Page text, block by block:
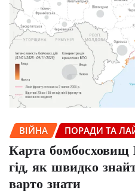
ВІЙНА ПОРАДИ ТА
Карта
гід, як швидко
варто знати